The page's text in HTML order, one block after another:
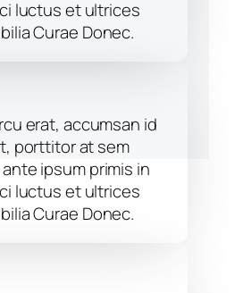
luctus et ultrices
Curae Donec.
erat, accumsan id
porttitor at sem
ipsum primis in
luctus et ultrices
Curae Donec.